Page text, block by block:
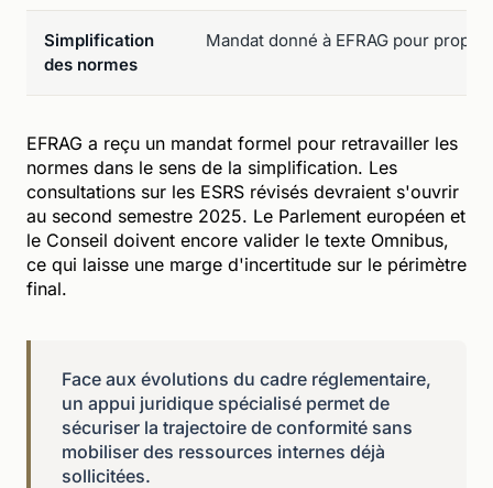
Simplification
des normes
Mandat donné à EFRAG pour
EFRAG a reçu un mandat formel pour retravailler les
normes dans le sens de la simplification. Les
consultations sur les ESRS révisés devraient s'ouvrir
au second semestre 2025. Le Parlement européen et
le Conseil doivent encore valider le texte Omnibus,
ce qui laisse une marge d'incertitude sur le périmètre
final.
Face aux évolutions du cadre réglementaire,
un appui juridique spécialisé permet de
sécuriser la trajectoire de conformité sans
mobiliser des ressources internes déjà
sollicitées.